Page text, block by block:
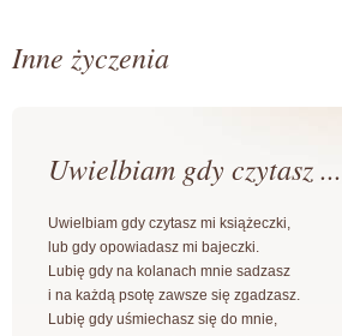
Inne życzenia
Uwielbiam gdy czytasz ...
Uwielbiam gdy czytasz mi książeczki,
lub gdy opowiadasz mi bajeczki.
Lubię gdy na kolanach mnie sadzasz
i na każdą psotę zawsze się zgadzasz.
Lubię gdy uśmiechasz się do mnie,